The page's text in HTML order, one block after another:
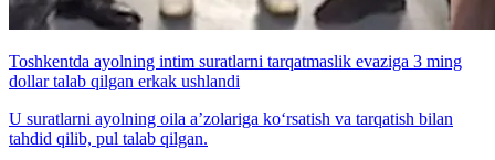
Toshkentda ayolning intim suratlarni tarqatmaslik evaziga 3 ming
dollar talab qilgan erkak ushlandi
U suratlarni ayolning oila a’zolariga ko‘rsatish va tarqatish bilan
tahdid qilib, pul talab qilgan.